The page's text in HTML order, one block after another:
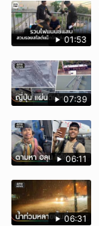
01:53
07:39
06:11
06:31